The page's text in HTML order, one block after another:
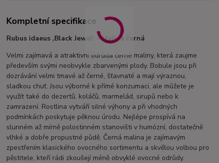
Kompletní specifikace
Rubus idaeus ‚Black Jewel‘ – Malina černá
Velmi zajímavá a atraktivní odrůda černé maliny, která zaujme
především svými neobvykle zbarvenými plody. Bobule jsou při
dozrávání velmi tmavé až černé, šťavnaté a mají výraznou,
sladkou chuť. Jsou výborné k přímé konzumaci, ale můžete je
využít také do dezertů, koláčů, marmelád, sirupů nebo k
zamrazení. Rostlina vytváří silné výhony a při vhodných
podmínkách poskytuje pěknou úrodu. Nejlépe prospívá na
slunném až mírně polostinném stanovišti v humózní, dostatečně
vlhké a dobře propustné půdě. Černá malina je zajímavým
zpestřením klasického ovocného sortimentu a skvělou volbou pro
pěstitele, kteří rádi zkoušejí méně obvyklé ovocné odrůdy.